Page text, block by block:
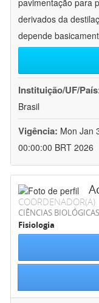
pavimentação para
derivados da
depende
Instituição/UF/
Brasil
Vigência: Mon Jan
00:00:00 BRT 2026
COORDENADOR(A)
CIÊNCIAS BIOLÓGICAS
Fisiologia